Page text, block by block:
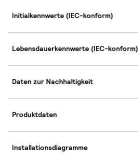
Initialkennwerte (IEC-konform)
Lebensdauerkennwerte (IEC-konform)
Daten zur Nachhaltigkeit
Produktdaten
Installationsdiagramme